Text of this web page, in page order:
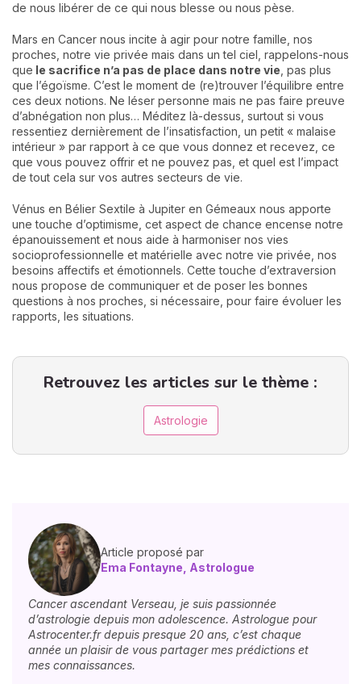
de nous libérer de ce qui nous blesse ou nous pèse.
Mars en Cancer nous incite à agir pour notre famille, nos
proches, notre vie privée mais dans un tel ciel, rappelons-nous
que le sacrifice n’a pas de place dans notre vie , pas plus
que l’égoïsme. C’est le moment de (re)trouver l’équilibre entre
ces deux notions. Ne léser personne mais ne pas faire preuve
d’abnégation non plus… Méditez là-dessus, surtout si vous
ressentiez dernièrement de l’insatisfaction, un petit « malaise
intérieur » par rapport à ce que vous donnez et recevez, ce
que vous pouvez offrir et ne pouvez pas, et quel est l’impact
de tout cela sur vos autres secteurs de vie.
Vénus en Bélier Sextile à Jupiter en Gémeaux nous apporte
une touche d’optimisme, cet aspect de chance encense notre
épanouissement et nous aide à harmoniser nos vies
socioprofessionnelle et matérielle avec notre vie privée, nos
besoins affectifs et émotionnels. Cette touche d’extraversion
nous propose de communiquer et de poser les bonnes
questions à nos proches, si nécessaire, pour faire évoluer les
rapports, les situations.
Retrouvez les articles sur le thème :
Astrologie
Article proposé par
Ema Fontayne, Astrologue
Cancer ascendant Verseau, je suis passionnée
d’astrologie depuis mon adolescence. Astrologue pour
Astrocenter.fr depuis presque 20 ans, c’est chaque
année un plaisir de vous partager mes prédictions et
mes connaissances.